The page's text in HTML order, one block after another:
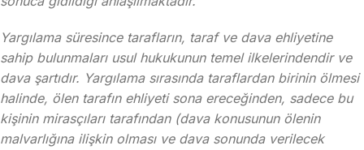
Yargılama süresince tarafların, taraf ve dava ehliyetine
sahip bulunmaları usul hukukunun temel ilkelerindendir ve
dava şartıdır. Yargılama sırasında taraflardan birinin ölmesi
halinde, ölen tarafın ehliyeti sona ereceğinden, sadece bu
kişinin mirasçıları tarafından (dava konusunun ölenin
malvarlığına ilişkin olması ve dava sonunda verilecek